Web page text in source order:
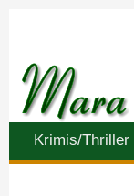
Navigation
überspringen
Krimis/Thriller